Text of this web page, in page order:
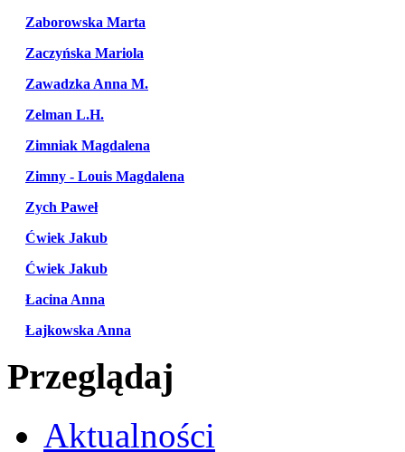
Zaborowska Marta
Zaczyńska Mariola
Zawadzka Anna M.
Zelman L.H.
Zimniak Magdalena
Zimny - Louis Magdalena
Zych Paweł
Ćwiek Jakub
Ćwiek Jakub
Łacina Anna
Łajkowska Anna
Przeglądaj
Aktualności